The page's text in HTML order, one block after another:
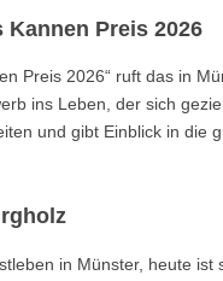
Preis 2026
Preis 2026“ ruft das in
ins Leben, der sich
und gibt Einblick in
in Münster, heute